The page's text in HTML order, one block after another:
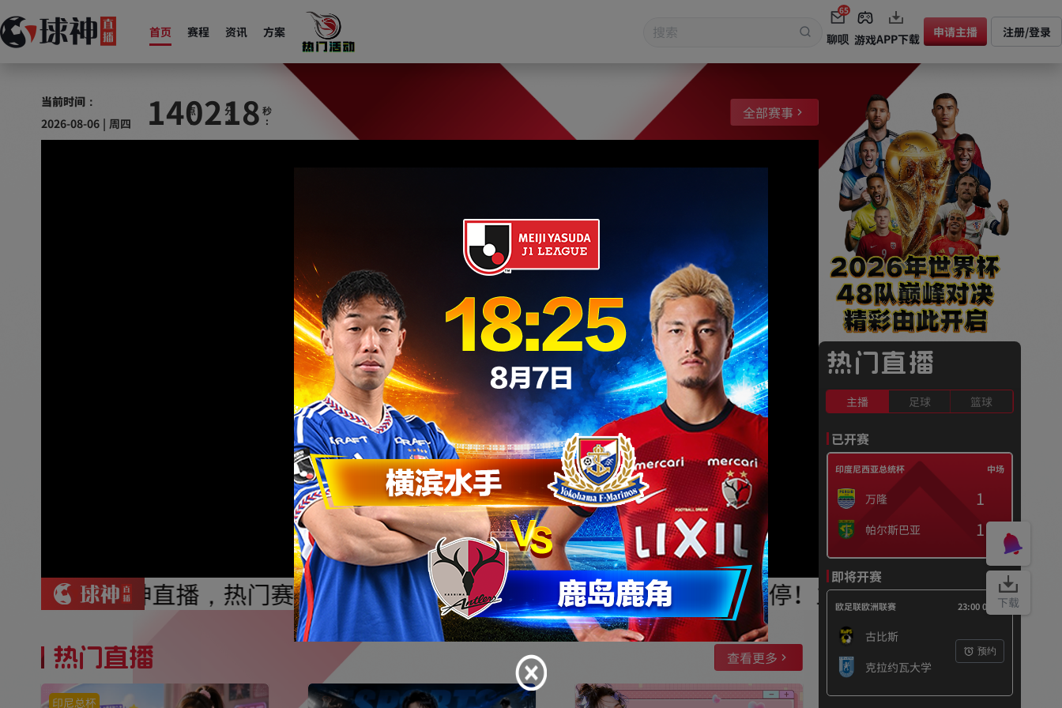
下载
首页 赛程 资讯 方案
65
聊呗 游戏APP下载 申请主播 注册/登录
当前时间：
2026-08-06 | 周四
140219 全部赛事
🔥 锁定球神直播，热门赛事全程高清直播，实时互动、专业解说精彩不停！立即添加客服：【
热门直播 查看更多
印尼总杯
热门直播
主播 足球 篮球
已开赛
印度尼西亚总统杯 中场
万隆
帕尔斯巴亚
1
1
即将开赛
欧足联欧洲联赛 23:00 08/06
古比斯
克拉约瓦大学
预约